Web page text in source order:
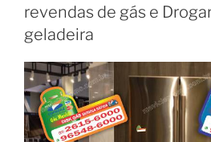
revendas de gás e
geladeira